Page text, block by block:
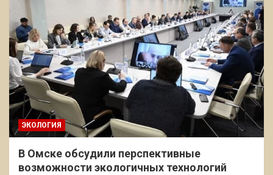
ЭКОЛОГИЯ
В Омске обсудили перспективные
возможности экологичных технологий